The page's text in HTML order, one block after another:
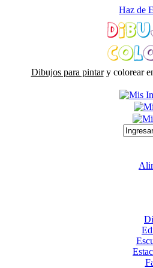
Haz de
Dibujos para pintary colorear